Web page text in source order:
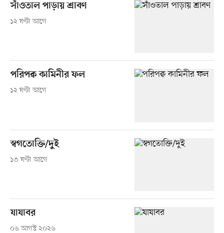
সাঁওতাল পাড়ায় শ্রাবণ
১২ ঘণ্টা আগে
পরিপক্ব কামিনীর ফল
১২ ঘণ্টা আগে
স্বগতোক্তি/দুই
১৩ ঘণ্টা আগে
যাযাবর
০৬ আগস্ট ২০২৬